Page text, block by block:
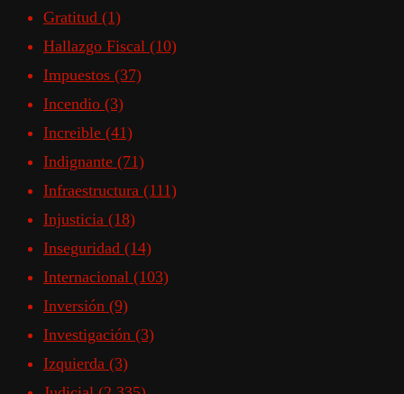
Gratitud (1)
Hallazgo Fiscal (10)
Impuestos (37)
Incendio (3)
Increible (41)
Indignante (71)
Infraestructura (111)
Injusticia (18)
Inseguridad (14)
Internacional (103)
Inversión (9)
Investigación (3)
Izquierda (3)